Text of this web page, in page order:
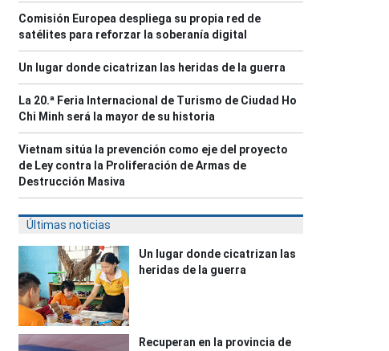
Comisión Europea despliega su propia red de
satélites para reforzar la soberanía digital
Un lugar donde cicatrizan las heridas de la guerra
La 20.ª Feria Internacional de Turismo de Ciudad Ho
Chi Minh será la mayor de su historia
Vietnam sitúa la prevención como eje del proyecto
de Ley contra la Proliferación de Armas de
Destrucción Masiva
Últimas noticias
Un lugar donde cicatrizan las
heridas de la guerra
Recuperan en la provincia de